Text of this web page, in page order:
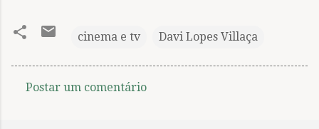
cinema e tv Davi Lopes Villaça
Postar um comentário